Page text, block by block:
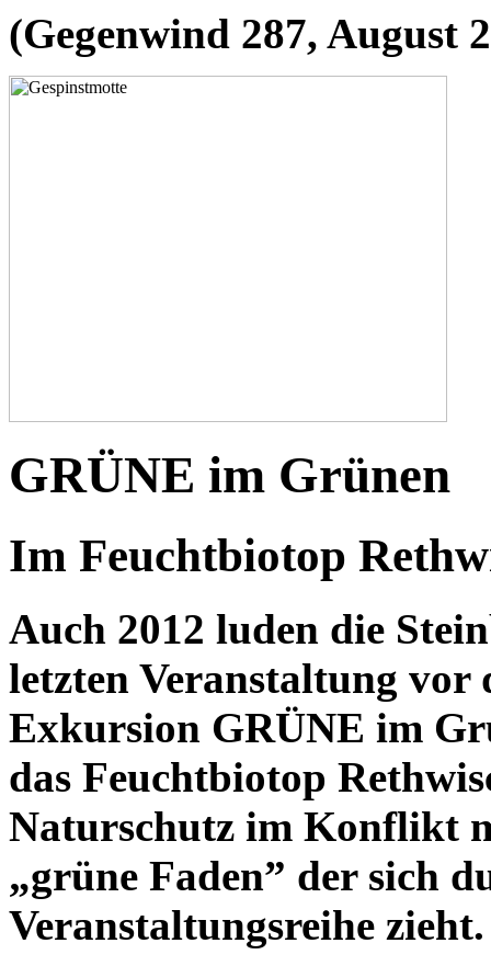
(Gegenwind 287, August
GRÜNE im Grünen
Im Feuchtbiotop
Auch 2012 luden die
letzten Veranstaltung vor
Exkursion GRÜNE im
das Feuchtbiotop
Naturschutz im Konflikt
„grüne Faden” der sich
Veranstaltungsreihe zieht.